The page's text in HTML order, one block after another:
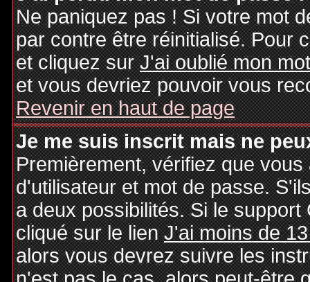
Ne paniquez pas ! Si votre mot
par contre être réinitialisé. Pour
et cliquez surJ'ai oublié mon
et vous devriez pouvoir vous
Revenir en haut de page
Je me suis inscrit mais ne
Premièrement, vérifiez que
d'utilisateur et mot de passe.
a deux possibilités. Si le
cliqué sur le lienJ'ai moins de
alors vous devrez suivre les